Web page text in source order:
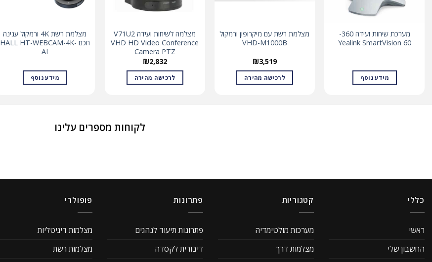
מערכת שיחות ועידה 360-
Yealink SmartVision 60
מידע נוסף
מצלמת רשת עם מיקרופון ורמקול
VHD-M1000B
₪3,519
לרכישה מהירה
מצלמה לשיחות ועידה V71U2
VHD HD Video Conference
Camera PTZ
₪2,832
לרכישה מהירה
מצלמת רשת 4K ורמקול עגינה
חכם HALL HT-WEBCAM-4K-
AI
מידע נוסף
לקוחות מספרים עלינו
כללי
ראשי
החשבון שלי
קטגוריות
מערכות מולטימדיה
מצלמות דרך
פתרונות
פתרונות תיעוד לנהגים
דיבורית לקסדה
פופולרי
מצלמות דיגיטליות
מצלמות רשת